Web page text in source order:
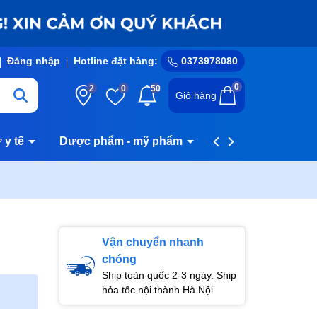
Đăng nhập Hotline đặt hàng: 0373978080
2 0 50
Giỏ hàng
0
y tế Dược phẩm - mỹ phẩm Hệ thống cửa
Vận chuyển nhanh
chóng
Ship toàn quốc 2-3 ngày. Ship
hỏa tốc nội thành Hà Nội